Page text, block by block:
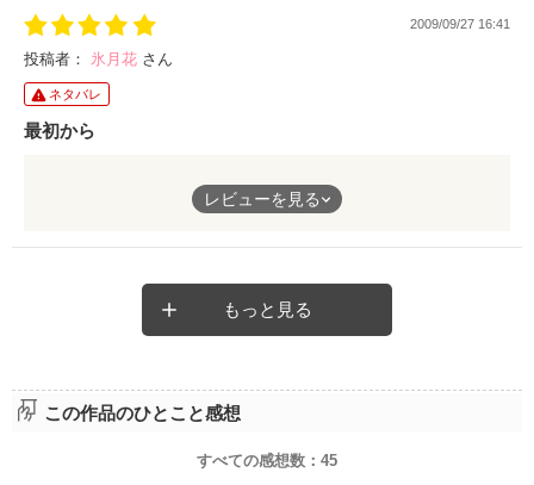
2009/09/27 16:41
投稿者： 氷月花 さん
ネタバレ
最初から
レビューを見る
もっと見る
この作品のひとこと感想
すべての感想数： 45